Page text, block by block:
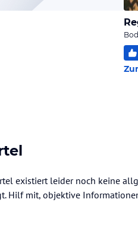
existiert leider noch keine
Hilf mit, objektive